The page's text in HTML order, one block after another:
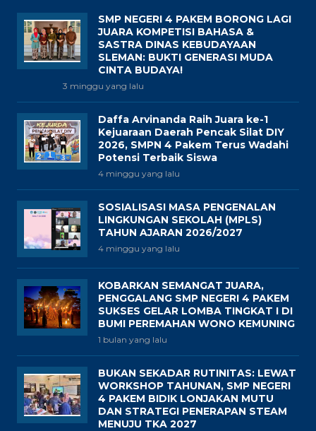
SMP NEGERI 4 PAKEM BORONG LAGI
JUARA KOMPETISI BAHASA &
SASTRA DINAS KEBUDAYAAN
SLEMAN: BUKTI GENERASI MUDA
CINTA BUDAYA!
3 minggu yang lalu
Daffa Arvinanda Raih Juara ke-1
Kejuaraan Daerah Pencak Silat DIY
2026, SMPN 4 Pakem Terus Wadahi
Potensi Terbaik Siswa
4 minggu yang lalu
SOSIALISASI MASA PENGENALAN
LINGKUNGAN SEKOLAH (MPLS)
TAHUN AJARAN 2026/2027
4 minggu yang lalu
KOBARKAN SEMANGAT JUARA,
PENGGALANG SMP NEGERI 4 PAKEM
SUKSES GELAR LOMBA TINGKAT I DI
BUMI PEREMAHAN WONO KEMUNING
1 bulan yang lalu
BUKAN SEKADAR RUTINITAS: LEWAT
WORKSHOP TAHUNAN, SMP NEGERI
4 PAKEM BIDIK LONJAKAN MUTU
DAN STRATEGI PENERAPAN STEAM
MENUJU TKA 2027